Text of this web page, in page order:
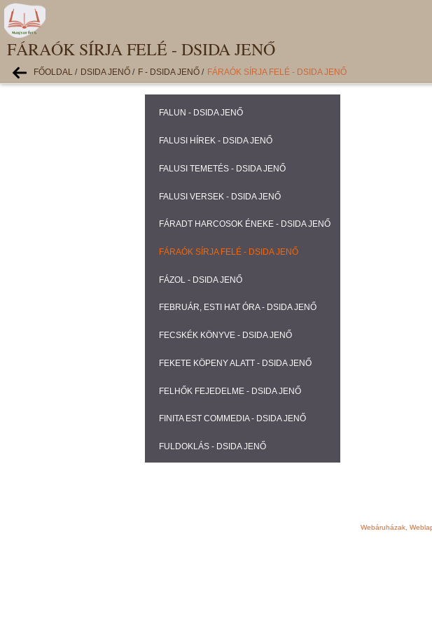
FÁRAÓK SÍRJA FELÉ - DSIDA JENŐ
FŐOLDAL / DSIDA JENŐ / F - DSIDA JENŐ / FÁRAÓK SÍRJA FELÉ - DSIDA JENŐ
FALUN - DSIDA JENŐ
FALUSI HÍREK - DSIDA JENŐ
FALUSI TEMETÉS - DSIDA JENŐ
FALUSI VERSEK - DSIDA JENŐ
FÁRADT HARCOSOK ÉNEKE - DSIDA JENŐ
FÁRAÓK SÍRJA FELÉ - DSIDA JENŐ
FÁZOL - DSIDA JENŐ
FEBRUÁR, ESTI HAT ÓRA - DSIDA JENŐ
FECSKÉK KÖNYVE - DSIDA JENŐ
FEKETE KÖPENY ALATT - DSIDA JENŐ
FELHŐK FEJEDELME - DSIDA JENŐ
FINITA EST COMMEDIA - DSIDA JENŐ
FULDOKLÁS - DSIDA JENŐ
Webáruházak,